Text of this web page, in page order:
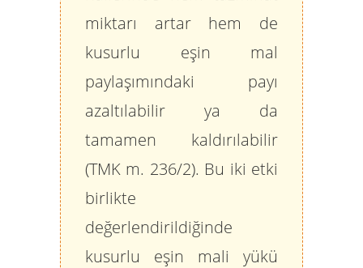
miktarı artar hem de
kusurlu eşin mal
paylaşımındaki payı
azaltılabilir ya da
tamamen kaldırılabilir
(TMK m. 236/2). Bu iki etki
birlikte
değerlendirildiğinde
kusurlu eşin mali yükü